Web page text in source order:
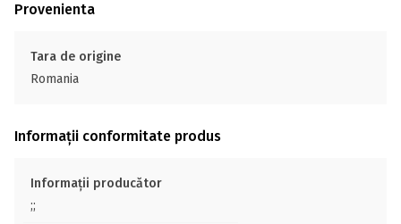
Provenienta
Tara de origine
Romania
Informații conformitate produs
Informații producător
;;